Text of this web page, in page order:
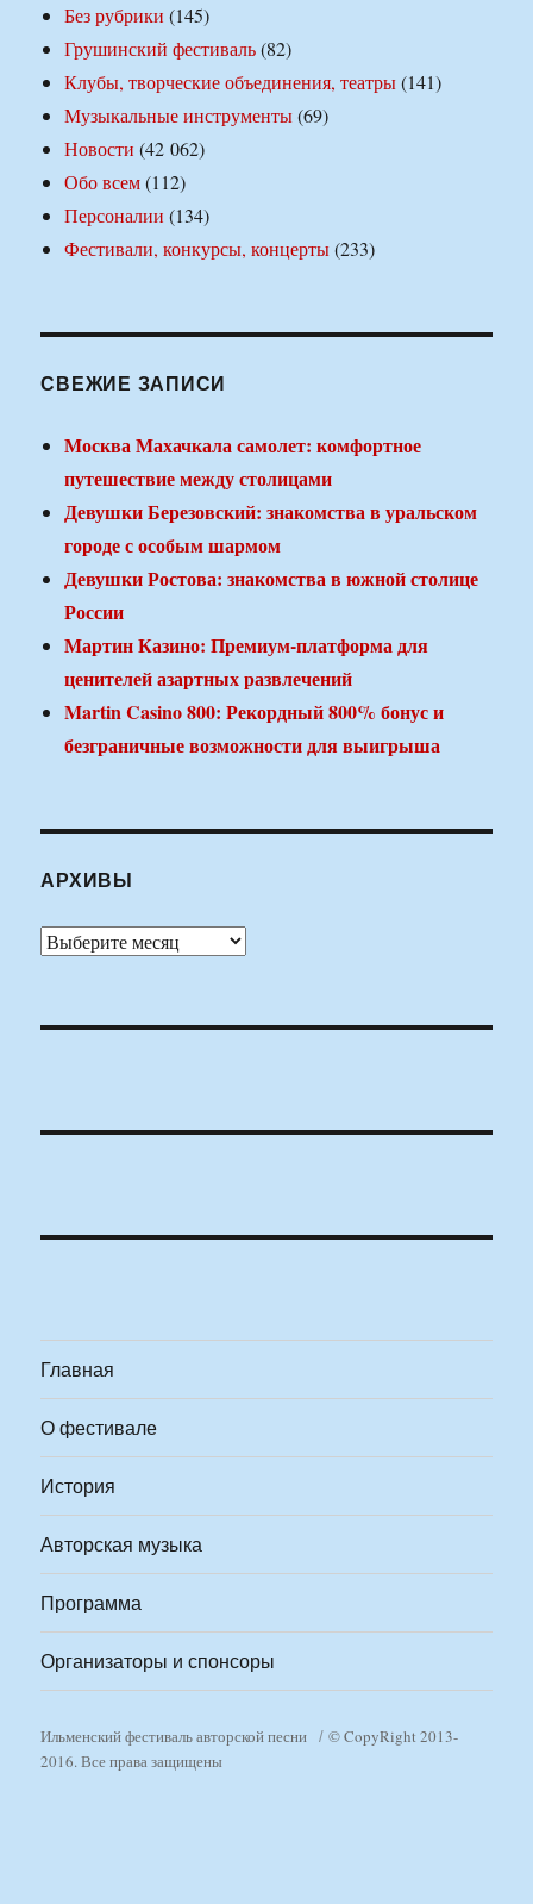
Без рубрики (145)
Грушинский фестиваль(82)
Клубы, творческие объединения, театры(141)
Музыкальные инструменты(69)
Новости (42 062)
Обо всем(112)
Персоналии (134)
Фестивали, конкурсы, концерты(233)
СВЕЖИЕ ЗАПИСИ
Москва Махачкала самолет: комфортное
путешествие между столицами
Девушки Березовский: знакомства в уральском
городе с особым шармом
Девушки Ростова: знакомства в южной столице
России
Мартин Казино: Премиум-платформа для
ценителей азартных развлечений
Martin Casino 800: Рекордный 800% бонус и
безграничные возможности для выигрыша
АРХИВЫ
Архивы
Главная
О фестивале
История
Авторская музыка
Программа
Организаторы и спонсоры
Ильменский фестиваль авторской песни
© CopyRight 2013-
2016. Все права защищены